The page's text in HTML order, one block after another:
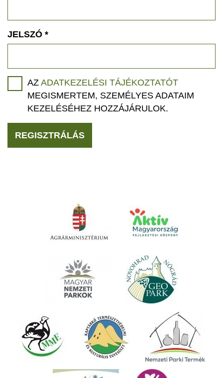
JELSZÓ *
AZ ADATKEZELÉSI TÁJÉKOZTATÓT
MEGISMERTEM, SZEMÉLYES ADATAIM
KEZELÉSÉHEZ HOZZÁJÁRULOK.
REGISZTRÁLÁS